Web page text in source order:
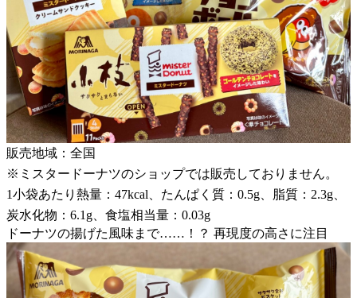
販売地域：全国
※ミスタードーナツのショップでは販売しておりません。
1小袋あたり熱量：47kcal、たんぱく質：0.5g、脂質：2.3g、
炭水化物：6.1g、食塩相当量：0.03g
ドーナツの揚げた風味まで……！？ 再現度の高さに注目